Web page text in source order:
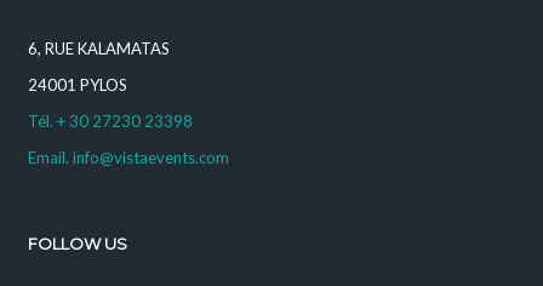
6, RUE KALAMATAS
24001 PYLOS
Tél. + 30 27230 23398
Email. info@vistaevents.com
FOLLOW US